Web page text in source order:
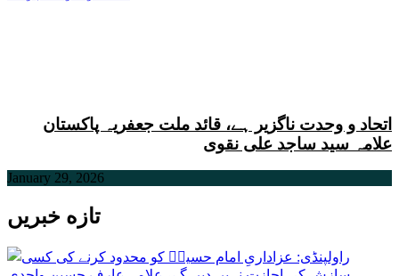
اتحاد و وحدت ناگزیر ہے، قائد ملت جعفریہ پاکستان
علامہ سید ساجد علی نقوی
January 29, 2026
تازه خبریں